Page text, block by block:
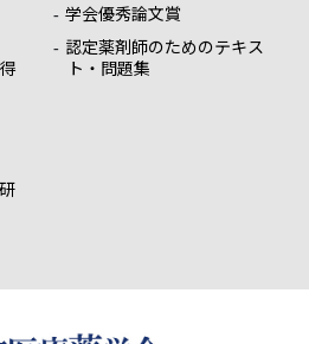
学会優秀論文賞
認定薬剤師のためのテキス
ト・問題集